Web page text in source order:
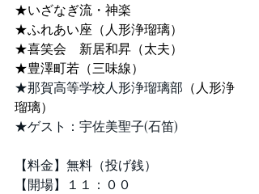
★いざなぎ流・神楽
★ふれあい座（人形浄瑠璃）
★喜笑会　新居和昇（太夫）
★豊澤町若（三味線）
★那賀高等学校人形浄瑠璃部 （人形浄
瑠璃）
★ゲスト：宇佐美聖子(石笛)
【料金】無料（投げ銭）
【開場】１１：００